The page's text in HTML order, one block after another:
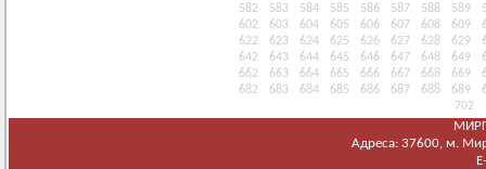
582
583 584 585 586 587 588 589
602
603 604 605 606 607 608 609
622
623 624 625 626 627 628 629
642
643 644 645 646 647 648 649
662
663 664 665 666 667 668 669
682
683 684 685 686 687 688 689
702
Адреса: 37600, м.